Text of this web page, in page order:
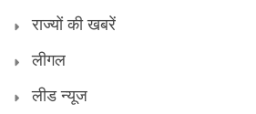
राज्यों की खबरें
लीगल
लीड न्यूज